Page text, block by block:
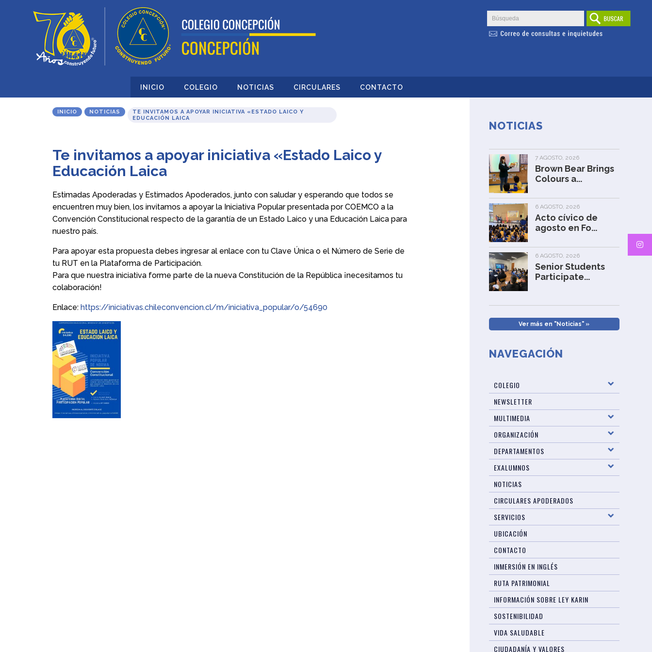
INICIO COLEGIO NOTICIAS CIRCULARES CONTACTO
INICIO NOTICIAS
TE INVITAMOS A APOYAR INICIATIVA «ESTADO LAICO Y
EDUCACIÓN LAICA
Te invitamos a apoyar iniciativa «Estado Laico y
Educación Laica
Estimadas Apoderadas y Estimados Apoderados, junto con saludar y esperando que todos se
encuentren muy bien, los invitamos a apoyar la Iniciativa Popular presentada por COEMCO a la
Convención Constitucional respecto de la garantía de un Estado Laico y una Educación Laica para
nuestro país.
Para apoyar esta propuesta debes ingresar al enlace con tu Clave Única o el Número de Serie de
tu RUT en la Plataforma de Participación.
Para que nuestra iniciativa forme parte de la nueva Constitución de la República ¡necesitamos tu
colaboración!
Enlace: https://iniciativas.chileconvencion.cl/m/iniciativa_popular/o/54690
NOTICIAS
7 AGOSTO, 2026
Brown Bear Brings
Colours a...
6 AGOSTO, 2026
Acto cívico de
agosto en Fo...
6 AGOSTO, 2026
Senior Students
Participate...
Ver más en "Noticias" »
NAVEGACIÓN
COLEGIO
NEWSLETTER
MULTIMEDIA
ORGANIZACIÓN
DEPARTAMENTOS
EXALUMNOS
NOTICIAS
CIRCULARES APODERADOS
SERVICIOS
UBICACIÓN
CONTACTO
INMERSIÓN EN INGLÉS
RUTA PATRIMONIAL
INFORMACIÓN SOBRE LEY KARIN
SOSTENIBILIDAD
VIDA SALUDABLE
CIUDADANÍA Y VALORES